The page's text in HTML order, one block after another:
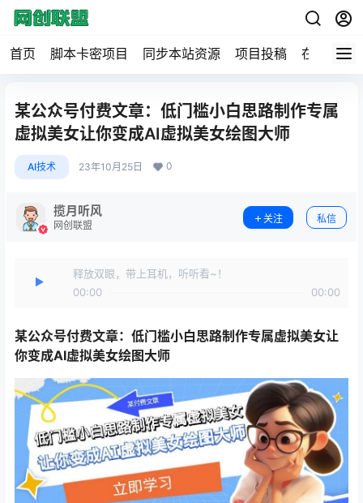
首页 脚本卡密项目 同步本站资源 项目投稿 在线工具
某公众号付费文章：低门槛小白思路制作专属
虚拟美女让你变成AI虚拟美女绘图大师
AI技术 23年10月25日 0
揽月听风
网创联盟
关注 私信
释放双眼，带上耳机，听听看~！
00:00
00:00
某公众号付费文章：低门槛小白思路制作专属虚拟美女让
你变成AI虚拟美女绘图大师